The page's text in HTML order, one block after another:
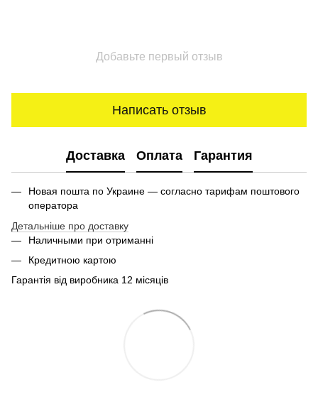
Добавьте первый отзыв
Написать отзыв
Доставка Оплата Гарантия
Новая пошта по Украине — согласно тарифам поштового
оператора
Детальніше про доставку
Наличными при отриманні
Кредитною картою
Гарантія від виробника 12 місяців